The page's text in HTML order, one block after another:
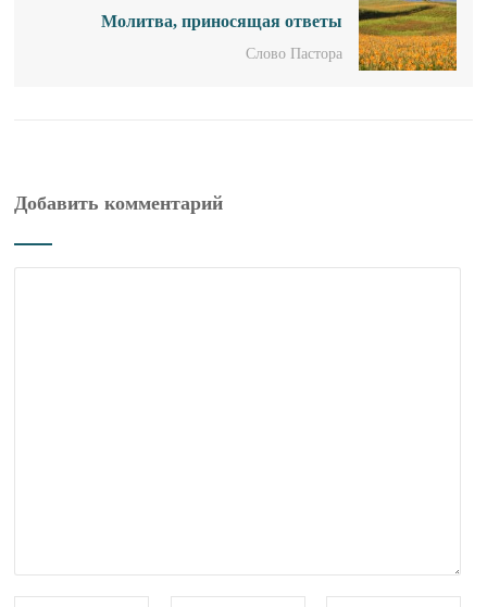
Молитва, приносящая ответы
Слово Пастора
Добавить комментарий